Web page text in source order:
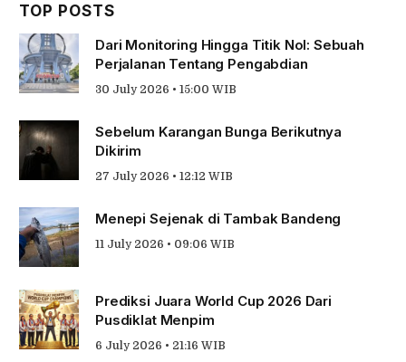
TOP POSTS
Dari Monitoring Hingga Titik Nol: Sebuah
Perjalanan Tentang Pengabdian
30 July 2026 • 15:00 WIB
Sebelum Karangan Bunga Berikutnya
Dikirim
27 July 2026 • 12:12 WIB
Menepi Sejenak di Tambak Bandeng
11 July 2026 • 09:06 WIB
Prediksi Juara World Cup 2026 Dari
Pusdiklat Menpim
6 July 2026 • 21:16 WIB